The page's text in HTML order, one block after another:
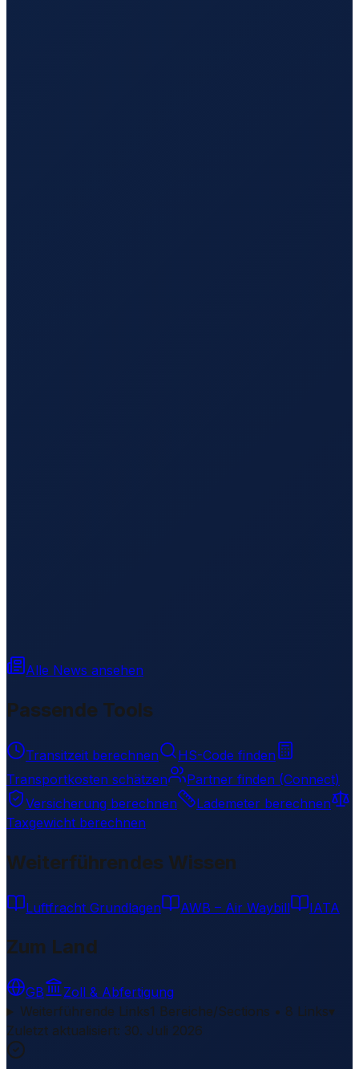
Alle News ansehen
Passende Tools
Transitzeit berechnen
HS-Code finden
Transportkosten schätzen
Partner finden (Connect)
Versicherung berechnen
Lademeter berechnen
Taxgewicht berechnen
Weiterführendes Wissen
Luftfracht Grundlagen AWB – Air Waybill IATA
Zum Land
GB
Zoll & Abfertigung
Weiterführende Links1 Bereiche/Sections • 8 Links▾
Zuletzt aktualisiert: 30. Juli 2026